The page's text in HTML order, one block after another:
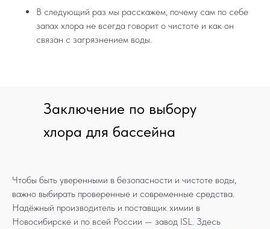
В следующий раз мы расскажем, почему сам по себе
запах хлора не всегда говорит о чистоте и как он
связан с загрязнением воды.
Заключение по выбору
хлора для бассейна
Чтобы быть уверенными в безопасности и чистоте воды,
важно выбирать проверенные и современные средства.
Надёжный производитель и поставщик химии в
Новосибирске и по всей России — завод ISL. Здесь